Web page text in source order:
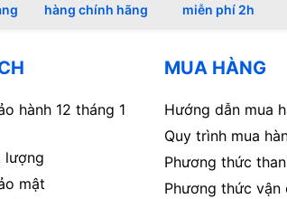
hàng chính hãng
miễn phí 2h
hành 12 tháng 1
lượng
mật
MUA HÀNG
Hướng dẫn mua
Quy trình mua
Phương thức
Phương thức vận